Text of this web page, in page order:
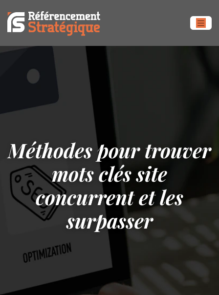
Méthodes pour trouver
mots clés site
concurrent et les
surpasser